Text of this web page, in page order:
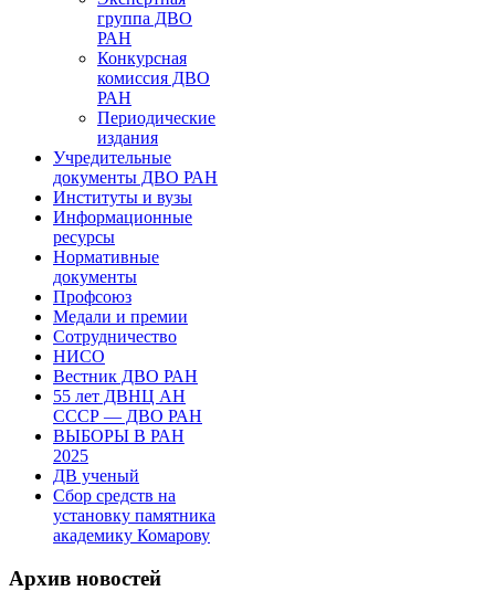
группа ДВО
РАН
Конкурсная
комиссия ДВО
РАН
Периодические
издания
Учредительные
документы ДВО РАН
Институты и вузы
Информационные
ресурсы
Нормативные
документы
Профсоюз
Медали и премии
Сотрудничество
НИСО
Вестник ДВО РАН
55 лет ДВНЦ АН
СССР — ДВО РАН
ВЫБОРЫ В РАН
2025
ДВ ученый
Сбор средств на
установку памятника
академику Комарову
Архив новостей